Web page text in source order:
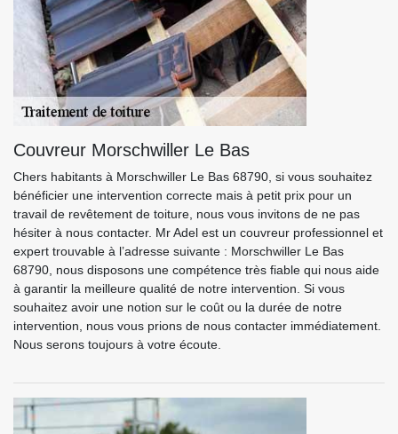
Couvreur Morschwiller Le Bas
Chers habitants à Morschwiller Le Bas 68790, si vous souhaitez
bénéficier une intervention correcte mais à petit prix pour un
travail de revêtement de toiture, nous vous invitons de ne pas
hésiter à nous contacter. Mr Adel est un couvreur professionnel et
expert trouvable à l’adresse suivante : Morschwiller Le Bas
68790, nous disposons une compétence très fiable qui nous aide
à garantir la meilleure qualité de notre intervention. Si vous
souhaitez avoir une notion sur le coût ou la durée de notre
intervention, nous vous prions de nous contacter immédiatement.
Nous serons toujours à votre écoute.